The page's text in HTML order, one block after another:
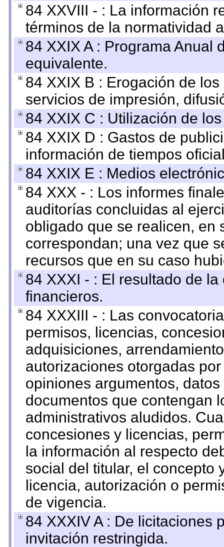
84 XXVIII - : La información
términos de la normatividad
84 XXIX A : Programa Anual
equivalente.
84 XXIX B : Erogación de
servicios de impresión,
84 XXIX C : Utilización de
84 XXIX D : Gastos de
información de tiempos
84 XXIX E : Medios
84 XXX - : Los informes
auditorías concluidas al
obligado que se realicen, en
correspondan; una vez que
recursos que en su caso
84 XXXI - : El resultado de
financieros.
84 XXXIII - : Las
permisos, licencias,
adquisiciones,
autorizaciones otorgadas
opiniones argumentos,
documentos que contengan
administrativos aludidos.
concesiones y licencias,
la información al respecto
social del titular, el concepto
licencia, autorización o
de vigencia.
84 XXXIV A : De licitaciones
invitación restringida.